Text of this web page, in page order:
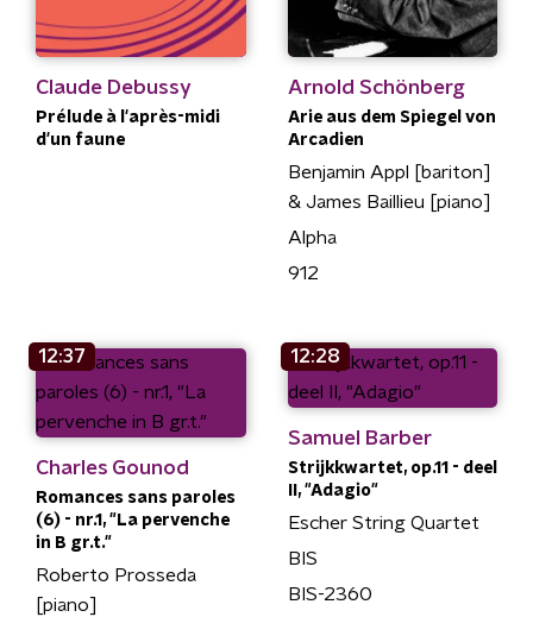
Claude Debussy
Prélude à l'après-midi
d'un faune
Arnold Schönberg
Arie aus dem Spiegel von
Arcadien
Benjamin Appl [bariton]
& James Baillieu [piano]
Alpha
912
12:37
Charles Gounod
Romances sans paroles
(6) - nr.1, "La pervenche
in B gr.t."
Roberto Prosseda
[piano]
12:28
Samuel Barber
Strijkkwartet, op.11 - deel
II, "Adagio"
Escher String Quartet
BIS
BIS-2360